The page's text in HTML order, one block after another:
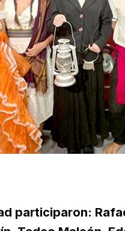
participaron: